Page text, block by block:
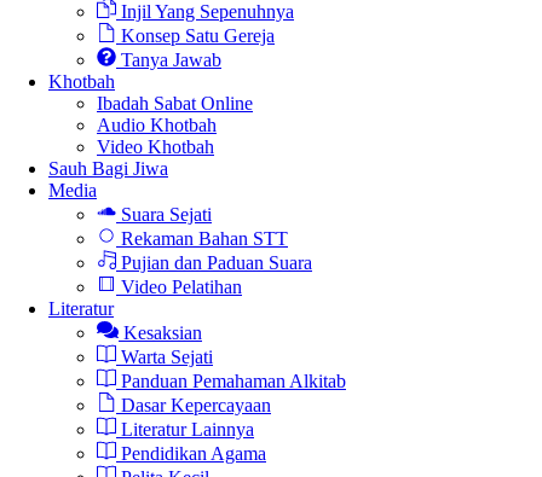
Injil Yang Sepenuhnya
Konsep Satu Gereja
Tanya Jawab
Khotbah
Ibadah Sabat Online
Audio Khotbah
Video Khotbah
Sauh Bagi Jiwa
Media
Suara Sejati
Rekaman Bahan STT
Pujian dan Paduan Suara
Video Pelatihan
Literatur
Kesaksian
Warta Sejati
Panduan Pemahaman Alkitab
Dasar Kepercayaan
Literatur Lainnya
Pendidikan Agama